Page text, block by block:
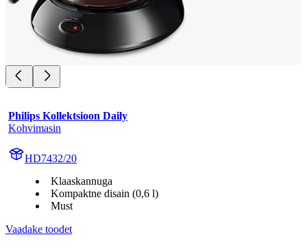
Philips Kollektsioon Daily
Kohvimasin
HD7432/20
Klaaskannuga
Kompaktne disain (0,6 l)
Must
Vaadake toodet